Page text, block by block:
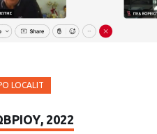
LOCALIT
2022